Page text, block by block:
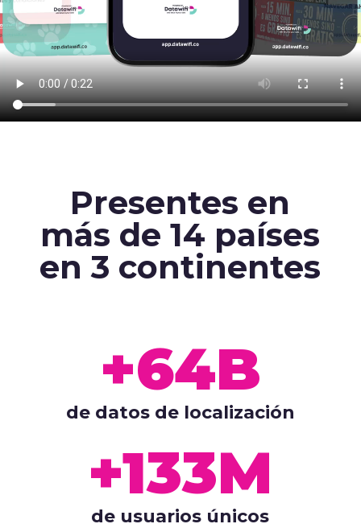
Presentes en
más de 14 países
en 3 continentes
+64B
de datos de localización
+133M
de usuarios únicos